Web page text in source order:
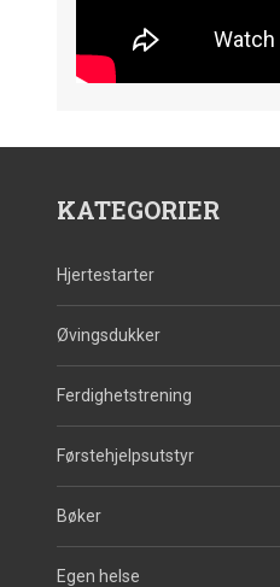
KATEGORIER
Hjertestarter
Øvingsdukker
Ferdighetstrening
Førstehjelpsutstyr
Bøker
Egen helse